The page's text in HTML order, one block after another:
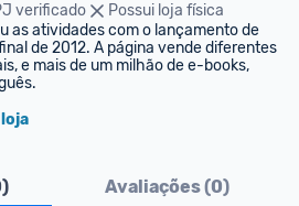
verificado
Possui loja física
as atividades com o lançamento de
de 2012. A página vende diferentes
e mais de um milhão de e-books,
) Avaliações (0)